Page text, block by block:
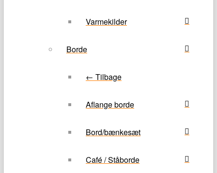
Varmekilder
Borde
← Tilbage
Aflange borde
Bord/bænkesæt
Café / Ståborde